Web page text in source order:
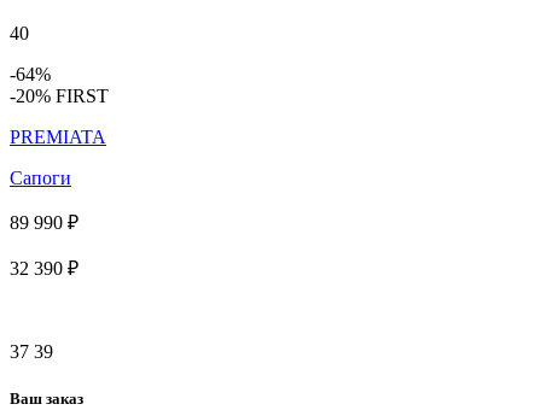
40
-64%
-20% FIRST
PREMIATA
Сапоги
89 990 ₽
32 390 ₽
37 39
Ваш заказ